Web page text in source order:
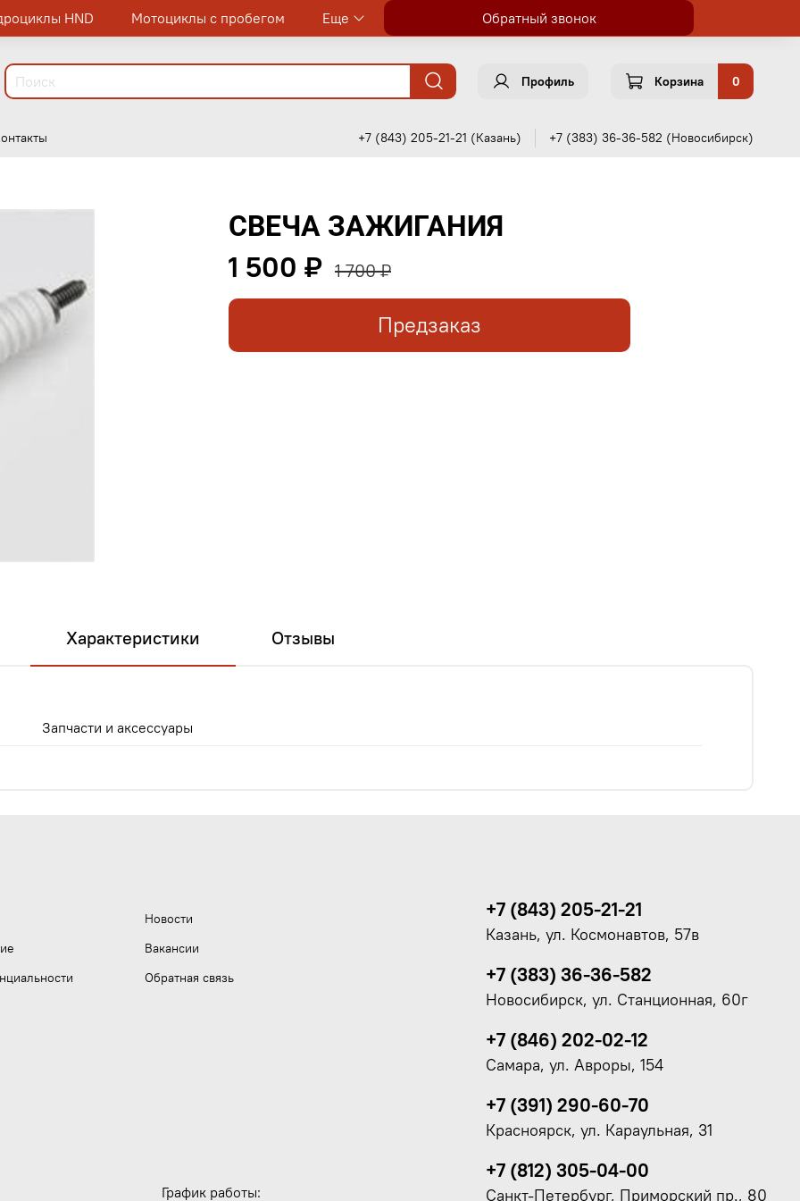
HND Мотоциклы с пробегом Еще Обратный звонок
Профиль Корзина 0
+7 (843) 205-21-21 (Казань) +7 (383) 36-36-582 (Новосибирск)
СВЕЧА ЗАЖИГАНИЯ
1 500 ₽ 1 700 ₽
Предзаказ
Характеристики Отзывы
Запчасти и аксессуары
Новости
Вакансии
Обратная связь
График работы:
+7 (843) 205-21-21
Казань, ул. Космонавтов, 57в
+7 (383) 36-36-582
Новосибирск, ул. Станционная, 60г
+7 (846) 202-02-12
Самара, ул. Авроры, 154
+7 (391) 290-60-70
Красноярск, ул. Караульная, 31
+7 (812) 305-04-00
Санкт-Петербург, Приморский пр., 80